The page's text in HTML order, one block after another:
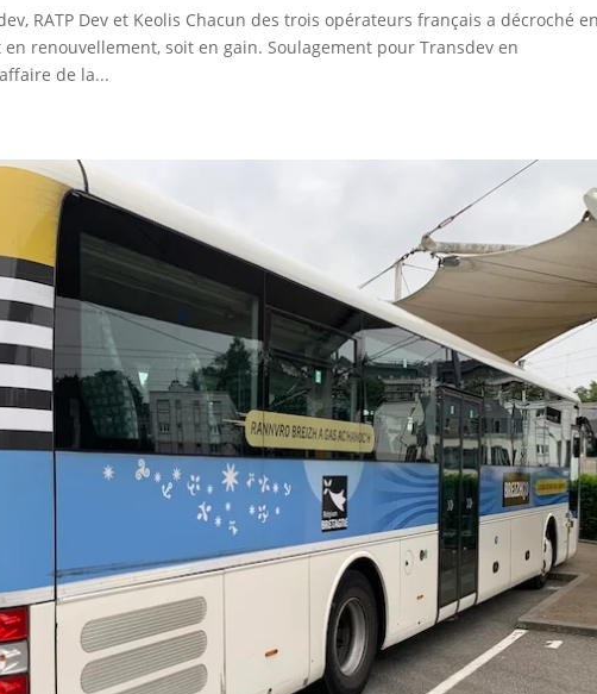
RATP Dev et Keolis Chacun des trois opérateurs français a décroché
renouvellement, soit en gain. Soulagement pour Transdev en
de la...